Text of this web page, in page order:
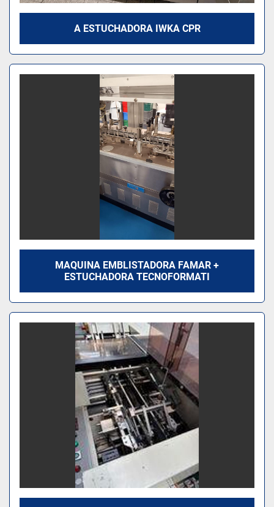
A ESTUCHADORA IWKA CPR
MAQUINA EMBLISTADORA FAMAR +
ESTUCHADORA TECNOFORMATI